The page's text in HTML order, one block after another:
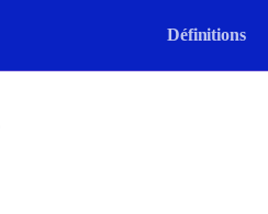
Définitions